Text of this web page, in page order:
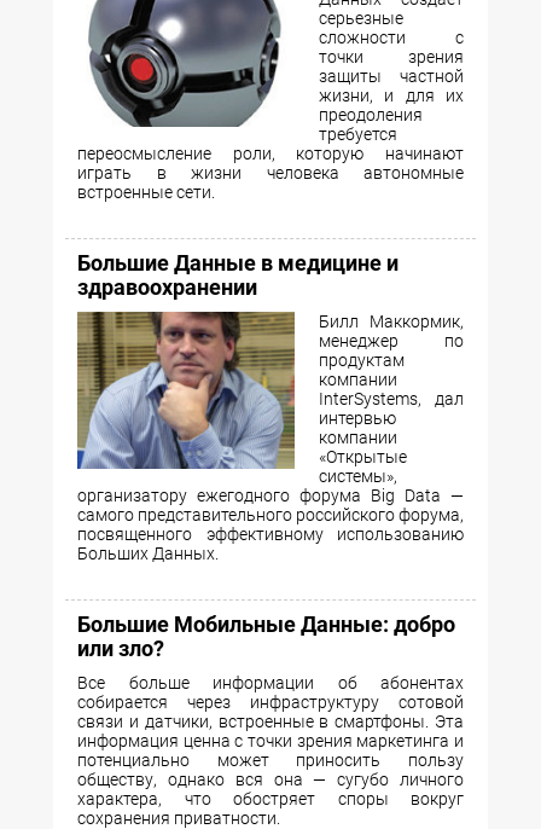
серьезные
сложности с
точки зрения
защиты частной
жизни, и для их
преодоления
требуется
переосмысление роли, которую начинают
играть в жизни человека автономные
встроенные сети.
Большие Данные в медицине и
здравоохранении
Билл Маккормик,
менеджер по
продуктам
компании
InterSystems, дал
интервью
компании
«Открытые
системы»,
организатору ежегодного форума Big Data —
самого представительного российского форума,
посвященного эффективному использованию
Больших Данных.
Большие Мобильные Данные: добро
или зло?
Все больше информации об абонентах
собирается через инфраструктуру сотовой
связи и датчики, встроенные в смартфоны. Эта
информация ценна с точки зрения маркетинга и
потенциально может приносить пользу
обществу, однако вся она — сугубо личного
характера, что обостряет споры вокруг
сохранения приватности.